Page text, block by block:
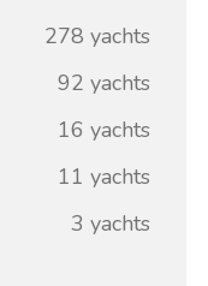
278 yachts
92 yachts
16 yachts
11 yachts
3 yachts